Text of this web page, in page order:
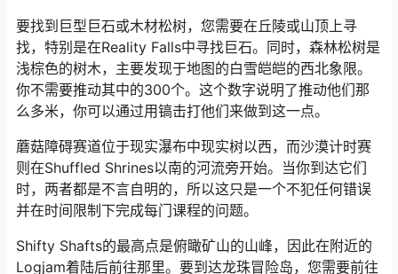
要找到巨型巨石或木材松树，您需要在丘陵或山顶上寻
找，特别是在Reality Falls中寻找巨石。同时，森林松树是
浅棕色的树木，主要发现于地图的白雪皑皑的西北象限。
你不需要推动其中的300个。这个数字说明了推动他们那
么多米，你可以通过用镐击打他们来做到这一点。
蘑菇障碍赛道位于现实瀑布中现实树以西，而沙漠计时赛
则在Shuffled Shrines以南的河流旁开始。当你到达它们
时，两者都是不言自明的，所以这只是一个不犯任何错误
并在时间限制下完成每门课程的问题。
Shifty Shafts的最高点是俯瞰矿山的山峰，因此在附近的
Logjam着陆后前往那里。要到达龙珠冒险岛，您需要前往